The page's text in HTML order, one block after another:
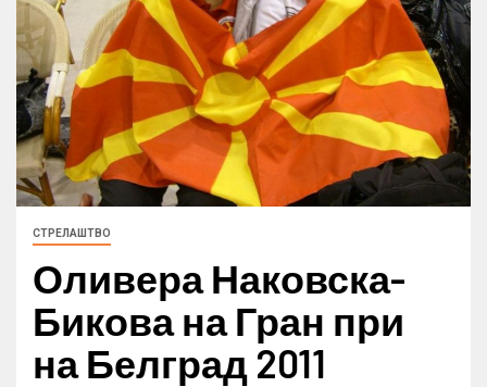
СТРЕЛАШТВО
Оливера Наковска-
Бикова на Гран при
на Белград 2011